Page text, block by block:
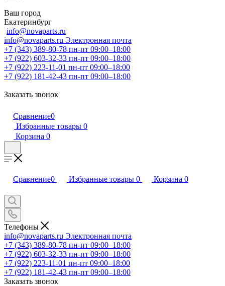
Ваш город
Екатеринбург
info@novaparts.ru
info@novaparts.ru Электронная почта
+7 (343) 389-80-78 пн-пт 09:00–18:00
+7 (922) 603-32-33 пн-пт 09:00–18:00
+7 (922) 223-11-01 пн-пт 09:00–18:00
+7 (922) 181-42-43 пн-пт 09:00–18:00
Заказать звонок
Сравнение0
Избранные товары 0
Корзина 0
Сравнение0 Избранные товары 0 Корзина 0
Телефоны
info@novaparts.ru Электронная почта
+7 (343) 389-80-78 пн-пт 09:00–18:00
+7 (922) 603-32-33 пн-пт 09:00–18:00
+7 (922) 223-11-01 пн-пт 09:00–18:00
+7 (922) 181-42-43 пн-пт 09:00–18:00
Заказать звонок